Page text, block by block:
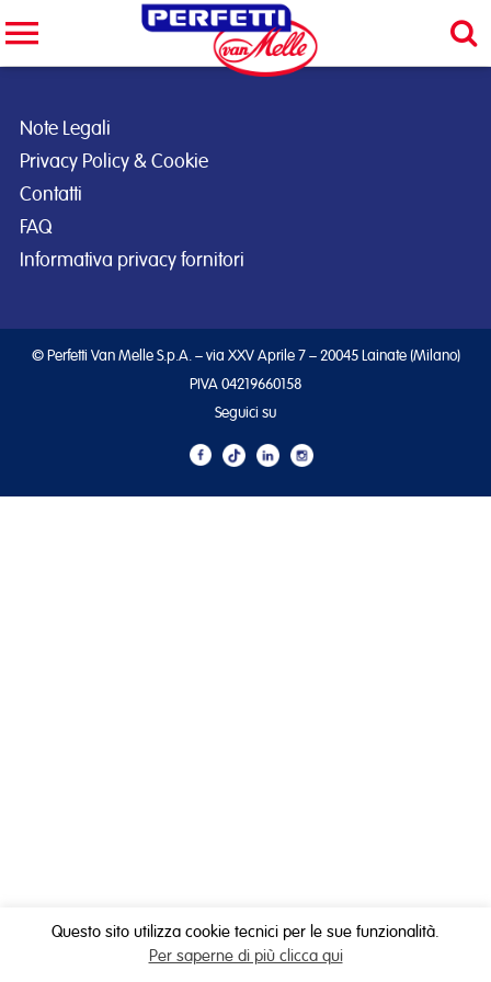
Note Legali
Privacy Policy & Cookie
Contatti
FAQ
Informativa privacy fornitori
© Perfetti Van Melle S.p.A. – via XXV Aprile 7 – 20045 Lainate (Milano)
PIVA 04219660158
Seguici su
Questo sito utilizza cookie tecnici per le sue funzionalità.
Per saperne di più clicca qui